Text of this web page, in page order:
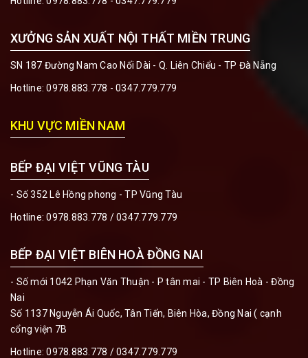
XƯỞNG SẢN XUẤT NỘI THẤT MIỀN TRUNG
SN 187 Đường Nam Cao Nối Dài - Q. Liên Chiểu - TP Đà Nẵng
Hotline:0978.883.778 - 0347.779.779
KHU VỰC MIỀN NAM
BẾP ĐẠI VIỆT VŨNG TÀU
- Số 352 Lê Hồng phong - TP Vũng Tàu
Hotline:0978.883.778 / 0347.779.779
BẾP ĐẠI VIỆT BIÊN HOÀ ĐỒNG NAI
- Số mới 1042 Phạn Văn Thuận - P tân mai - TP Biên Hoà - Đồng
Nai
Số 1137 Nguyễn Ái Quốc, Tân Tiến, Biên Hòa, Đồng Nai ( cạnh
cổng viện 7B
Hotline:0978.883.778 / 0347.779.779